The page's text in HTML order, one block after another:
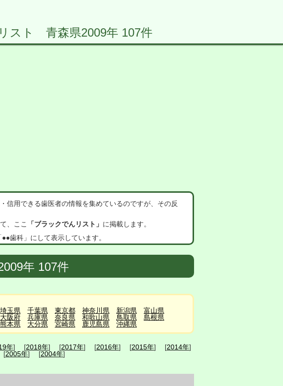
スト 青森県2009年 107件
用できる歯医者の情報を集めているのですが、その反
、ここ
「ブラックでんリスト」 に掲載します。
歯科」にして表示しています。
年 107件
埼玉県 千葉県 東京都 神奈川県 新潟県
富山県
大阪府 兵庫県 奈良県 和歌山県 鳥取県
島根県
熊本県 大分県 宮崎県 鹿児島県 沖縄県
年] [2018年] [2017年] [2016年] [2015年] [2014年]
2005年] [2004年]